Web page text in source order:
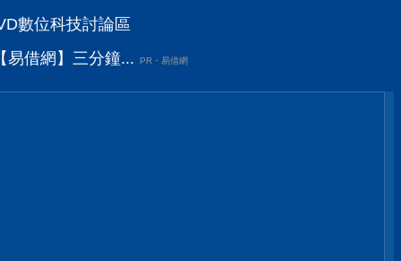
數位科技討論區
易借網】三分鐘...
PR・易借網